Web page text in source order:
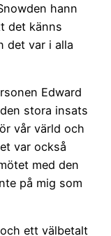
hann
det känns
det var i alla
Edward
stora insats
vår värld och
var också
med den
på mig som
ett välbetalt